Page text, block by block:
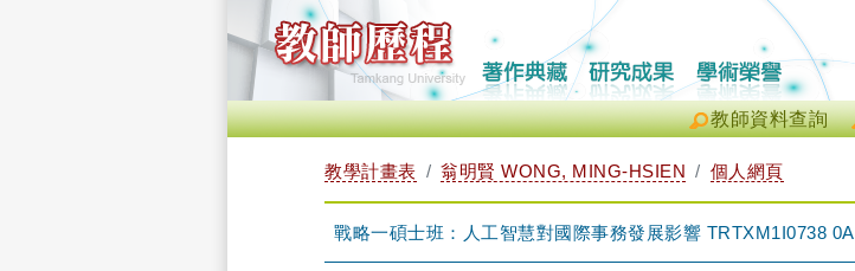
教師資料查詢
教學計畫表 翁明賢 WONG, MING-HSIEN 個人網頁
戰略一碩士班：人工智慧對國際事務發展影響 TRTXM1I0738 0A